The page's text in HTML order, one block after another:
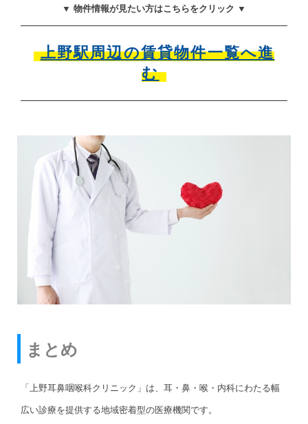
▼ 物件情報が見たい方はこちらをクリック ▼
上野駅周辺の賃貸物件一覧へ進
む
まとめ
「上野耳鼻咽喉科クリニック」は、耳・鼻・喉・内科にわたる幅
広い診療を提供する地域密着型の医療機関です。